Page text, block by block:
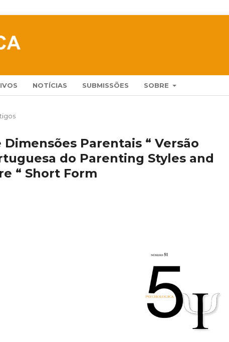
NOTÍCIAS SUBMISSÕES SOBRE
Parentais “ Versão
do Parenting Styles and
“ Short Form